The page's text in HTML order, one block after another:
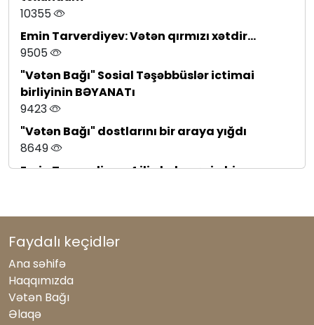
Birlik sədri Rauf Arifoğlunu təbrik etdi
101
Azərbaycan milli mətbuatı: ənənələr və
müasir çağırışlar
316
10355
Emin Tarverdiyev: Vətən qırmızı xətdir...
9505
"Vətən Bağı" Sosial Təşəbbüslər ictimai
birliyinin BƏYANATı
9423
"Vətən Bağı" dostlarını bir araya yığdı
8649
Emin Tarverdiyev: 4 ilin hekayəsi - bir
beynəlxalq qiyməti
7476
Samirə Hüseynova: 44 günün qələbəsi, 5 ilin
qüruru
7390
Faydalı keçidlər
Ana səhifə
Haqqımızda
Vətən Bağı
Əlaqə